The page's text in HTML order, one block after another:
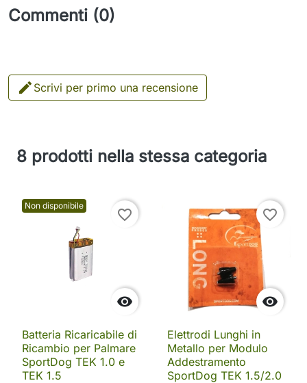
Commenti (0)
 Scrivi per primo una recensione
8 prodotti nella stessa categoria
Non disponibile

favorite_border
Batteria Ricaricabile di
Ricambio per Palmare
SportDog TEK 1.0 e
TEK 1.5

favorite_border
Elettrodi Lunghi in
Metallo per Modulo
Addestramento
SportDog TEK 1.5/2.0